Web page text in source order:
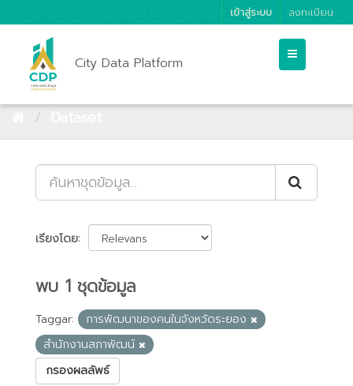
เข้าสู่ระบบ ลงทะเบียน
City Data Platform
เรียงโดย
พบ 1 ชุดข้อมูล
Taggar:
การพัฒนาของคนในจังหวัดระยอง
สำนักงานสภาพัฒน์
กรองผลลัพธ์